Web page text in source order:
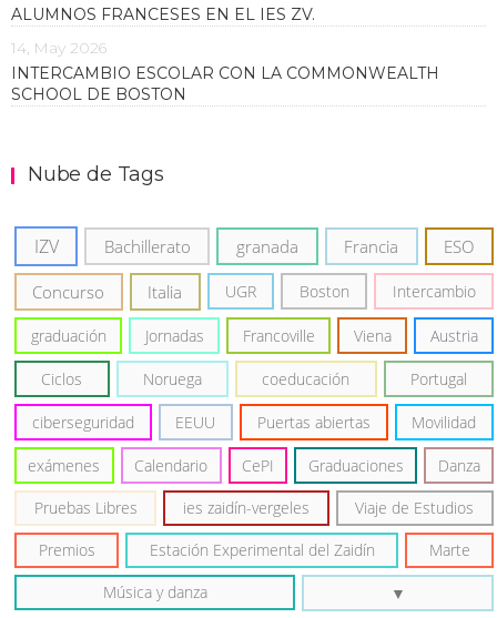
ALUMNOS FRANCESES EN EL IES ZV.
14, May 2026
INTERCAMBIO ESCOLAR CON LA COMMONWEALTH
SCHOOL DE BOSTON
Nube de Tags
IZV Bachillerato granada Francia ESO
Concurso Italia UGR Boston Intercambio
graduación Jornadas Francoville Viena Austria
Ciclos Noruega coeducación Portugal
ciberseguridad EEUU Puertas abiertas Movilidad
exámenes Calendario CePI Graduaciones Danza
Pruebas Libres ies zaidín-vergeles Viaje de Estudios
Premios Estación Experimental del Zaidín Marte
Música y danza